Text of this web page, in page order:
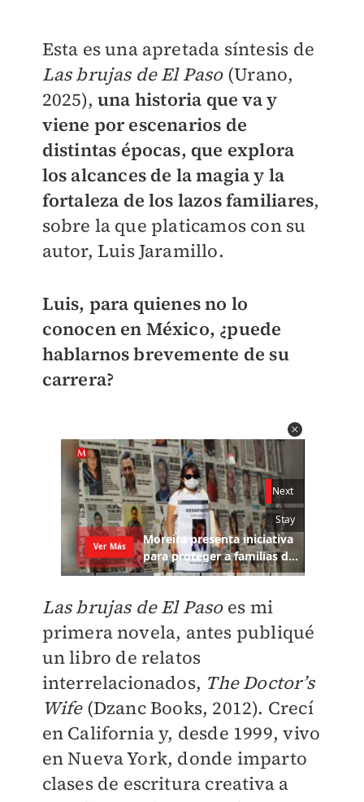
Esta es una apretada síntesis de
Las brujas de El Paso(Urano,
2025), una historia que va y
viene por escenarios de
distintas épocas, que explora
los alcances de la magia y la
fortaleza de los lazos familiares,
sobre la que platicamos con su
autor, Luis Jaramillo.
Luis, para quienes no lo
conocen en México, ¿puede
hablarnos brevemente de su
carrera?
Las brujas de El Pasoes mi
primera novela, antes publiqué
un libro de relatos
interrelacionados, The Doctor’s
Wife(Dzanc Books, 2012). Crecí
en California y, desde 1999, vivo
en Nueva York, donde imparto
clases de escritura creativa a